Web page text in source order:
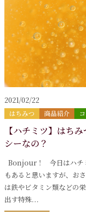
2021/02/22
はちみつ 商品紹介
【ハチミツ】はち
シーなの？
Bonjour ! 今日はハチミ
もあると思いますが、お
は鉄やビタミン類などの
出す特殊...